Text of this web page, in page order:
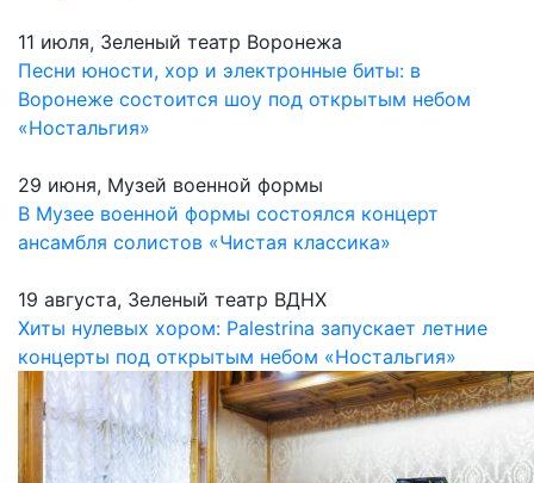
11 июля, Зеленый театр Воронежа
Песни юности, хор и электронные биты: в
Воронеже состоится шоу под открытым небом
«Ностальгия»
29 июня, Музей военной формы
В Музее военной формы состоялся концерт
ансамбля солистов «Чистая классика»
19 августа, Зеленый театр ВДНХ
Хиты нулевых хором: Palestrina запускает летние
концерты под открытым небом «Ностальгия»